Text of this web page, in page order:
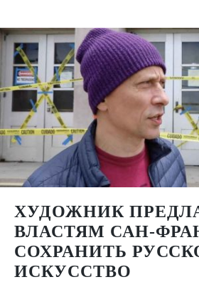
ХУДОЖНИК
ВЛАСТЯМ САН-
СОХРАНИТЬ
ИСКУССТВО